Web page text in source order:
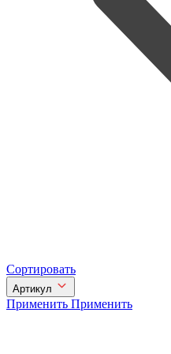
Сортировать
Артикул
Применить Применить